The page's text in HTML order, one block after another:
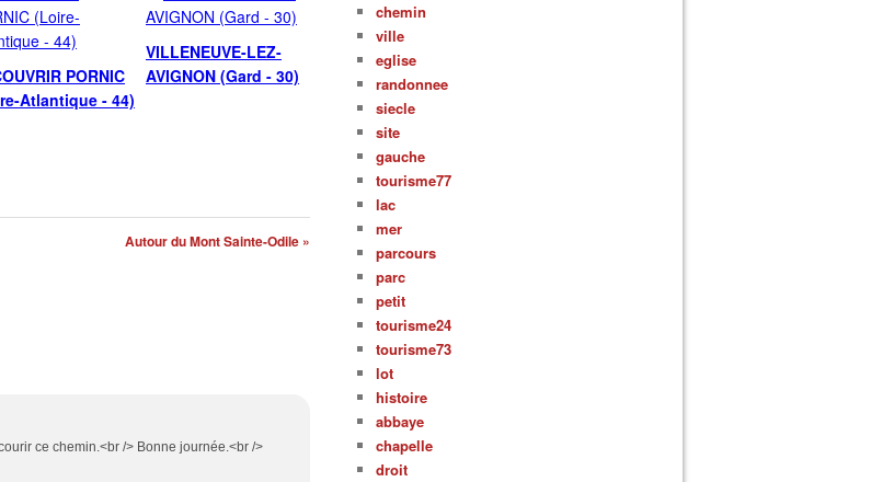
PORNIC
Atlantique - 44)
VILLENEUVE-LEZ-
AVIGNON (Gard - 30)
Autour du Mont Sainte-Odile »
ce chemin.<br /> Bonne journée.<br />
chemin
ville
eglise
randonnee
siecle
site
gauche
tourisme77
lac
mer
parcours
parc
petit
tourisme24
tourisme73
lot
histoire
abbaye
chapelle
droit